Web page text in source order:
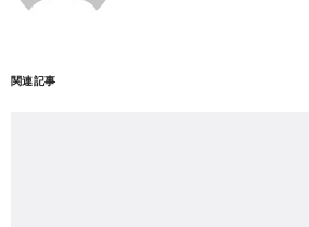
関連記事